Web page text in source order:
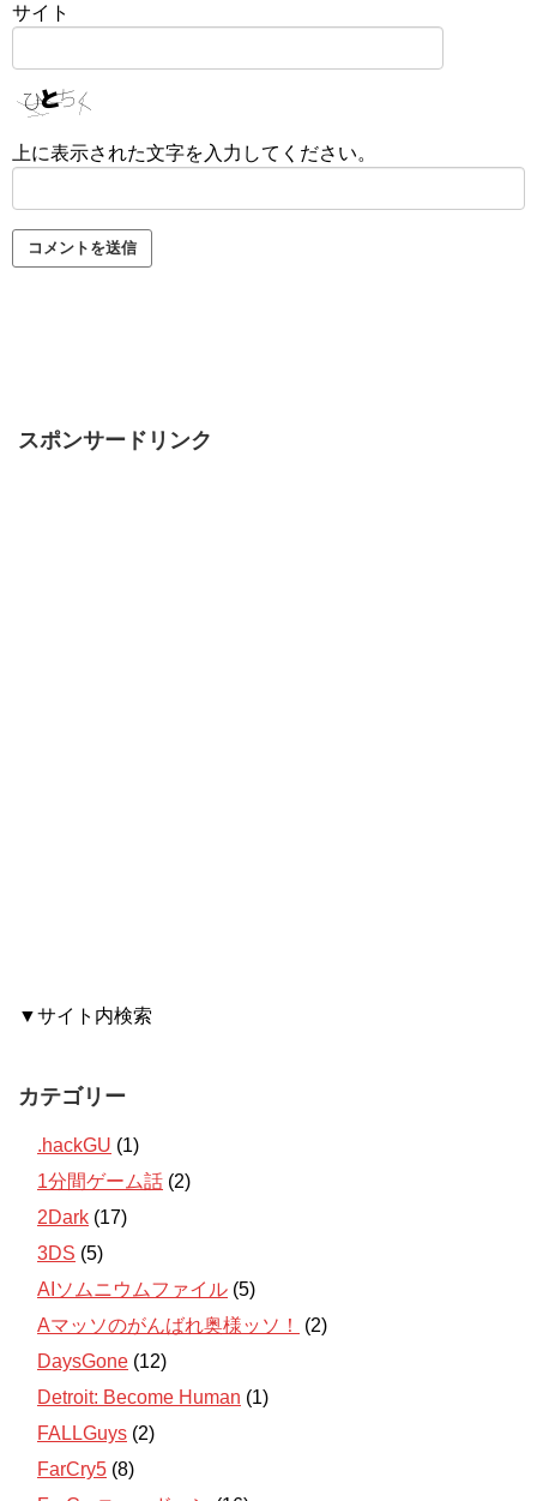
サイト
上に表示された文字を入力してください。
スポンサードリンク
▼サイト内検索
カテゴリー
.hackGU (1)
1分間ゲーム話 (2)
2Dark (17)
3DS (5)
AIソムニウムファイル (5)
Aマッソのがんばれ奥様ッソ！
(2)
DaysGone (12)
Detroit: Become Human (1)
FALLGuys (2)
FarCry5 (8)